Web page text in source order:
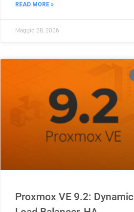
READ MORE »
Maggio 28, 2026
Proxmox VE 9.2: Dynamic